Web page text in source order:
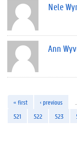
Nele
Ann
« first ‹ previous
521
522 523